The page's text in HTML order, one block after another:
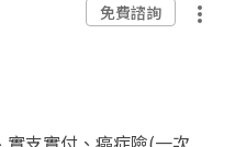
免費諮詢